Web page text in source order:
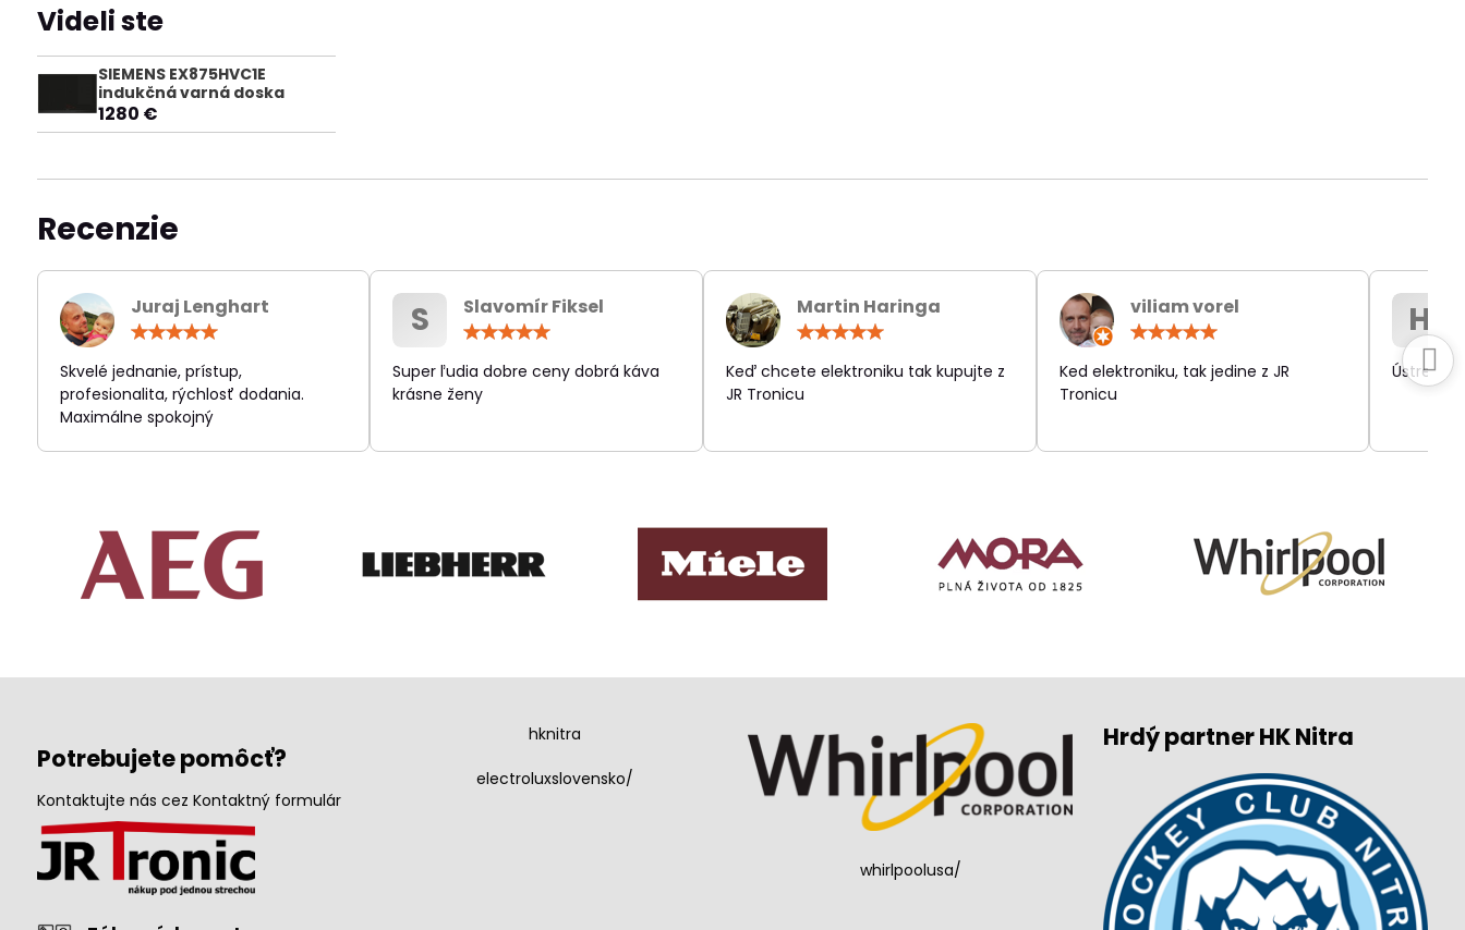
Videli ste
SIEMENS EX875HVC1E
indukčná varná doska
1280 €
Recenzie
Juraj Lenghart
Skvelé jednanie, prístup,
profesionalita, rýchlosť dodania.
Maximálne spokojný
S
Slavomír Fiksel
/
5
Super ľudia dobre ceny dobrá káva
krásne ženy
Martin Haringa
/
5
Keď chcete elektroniku tak kupujte z
JR Tronicu
viliam vorel
/
5
Ked elektroniku, tak jedine z JR
Tronicu
H
Potrebujete pomôcť?
Kontaktujte nás cez Kontaktný formulár
hknitra
electroluxslovensko/
whirlpoolusa/
Hrdý partner HK Nitra